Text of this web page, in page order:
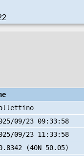
09/23 09:33:58
09/23 11:33:58
(40N 50.05)